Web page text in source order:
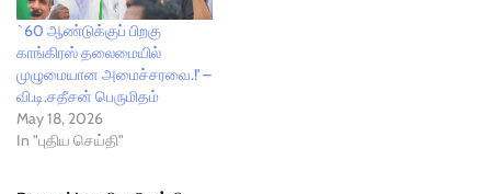
`60 ஆண்டுக்குப் பிறகு
காங்கிரஸ் தலைமையில்
முழுமையான அமைச்சரவை.!' –
வி.டி.சதீசன் பெருமிதம்
May 18, 2026
In "புதிய செய்தி"